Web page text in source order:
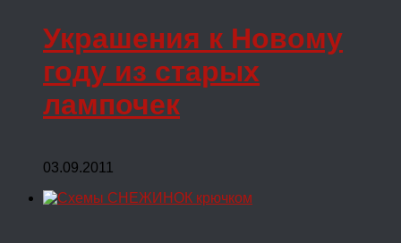
Украшения к Новому
году из старых
лампочек
03.09.2011